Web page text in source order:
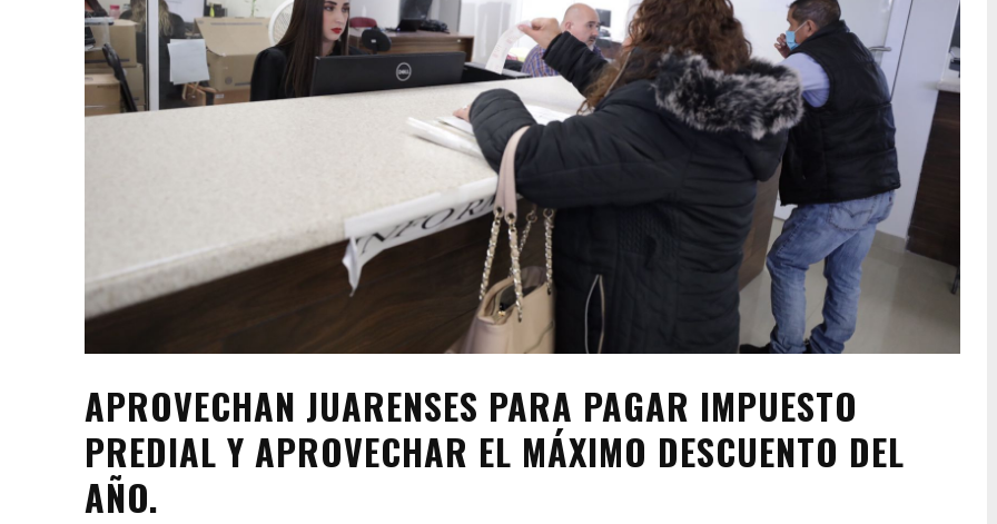
APROVECHAN JUARENSES PARA PAGAR IMPUESTO
PREDIAL Y APROVECHAR EL MÁXIMO DESCUENTO DEL
AÑO.